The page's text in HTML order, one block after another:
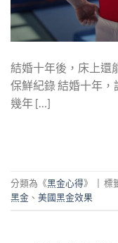
結婚十年後，床上還
保鮮紀錄 結婚十年
幾年 […]
分類為《黑金心得》 標
黑金 、 美國黑金效果